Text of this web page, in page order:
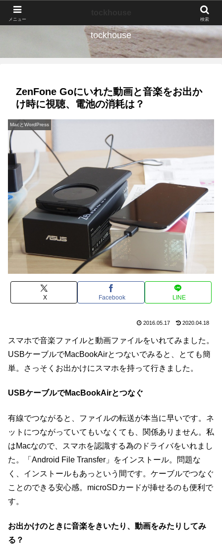
tockhouse
ZenFone Goにいれた動画と音楽をお出か
け時に視聴、電池の消耗は？
MacとWordPress
X Facebook LINE
2016.05.17 2020.04.18
スマホで音楽ファイルと動画ファイルをいれてみました。
USBケーブルでMacBookAirとつないでみると、とても簡
単。さっそくお出かけにスマホを持って行きました。
USBケーブルでMacBookAirとつなぐ
有線でつながると、ファイルの転送が本当に早いです。ネ
ットにつながっていてもいなくても、関係ありません。私
はMacなので、スマホを認識する為のドライバをいれまし
た。「Android File Transfer」をインストール。問題な
く、インストールもあっという間です。ケーブルでつなぐ
ことのできる安心感。microSDカードが挿せるのも便利で
す。
お出かけのときに音楽をきいたり、動画をみたりしてみ
る？
メニュー 検索